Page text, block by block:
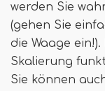
werden Sie
(gehen Sie
die Waage
Skalierung
Sie können